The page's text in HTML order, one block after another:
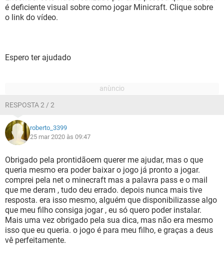
é deficiente visual sobre como jogar Minicraft. Clique sobre
o link do vídeo.
Espero ter ajudado
RESPOSTA 2 / 2
roberto_3399
25 mar 2020 às 09:47
Obrigado pela prontidãoem querer me ajudar, mas o que
queria mesmo era poder baixar o jogo já pronto a jogar.
comprei pela net o minecraft mas a palavra pass e o mail
que me deram , tudo deu errado. depois nunca mais tive
resposta. era isso mesmo, alguém que disponibilizasse algo
que meu filho consiga jogar , eu só quero poder instalar.
Mais uma vez obrigado pela sua dica, mas não era mesmo
isso que eu queria. o jogo é para meu filho, e graças a deus
vê perfeitamente.